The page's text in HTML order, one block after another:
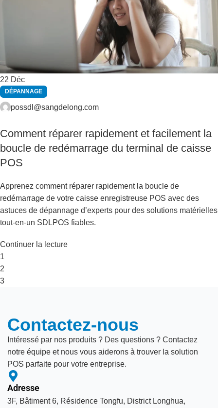
22 Déc
DÉPANNAGE
possdl@sangdelong.com
Comment réparer rapidement et facilement la
boucle de redémarrage du terminal de caisse
POS
Apprenez comment réparer rapidement la boucle de
redémarrage de votre caisse enregistreuse POS avec des
astuces de dépannage d’experts pour des solutions matérielles
tout-en-un SDLPOS fiables.
Continuer la lecture
1
2
3
Contactez-nous
Intéressé par nos produits ? Des questions ? Contactez
notre équipe et nous vous aiderons à trouver la solution
POS parfaite pour votre entreprise.
Adresse
3F, Bâtiment 6, Résidence Tongfu, District Longhua,